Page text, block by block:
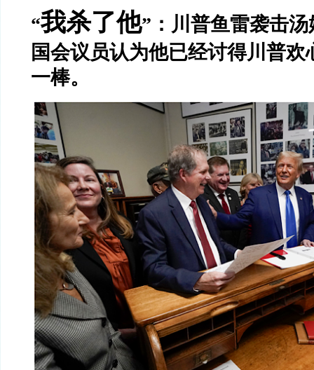
“我杀了他”：川普鱼雷袭击汤
国会议员认为他已经讨得川普欢
一棒。